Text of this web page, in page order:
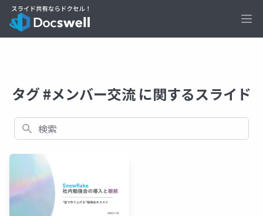
タグ #メンバー交流 に関するスライド
検索